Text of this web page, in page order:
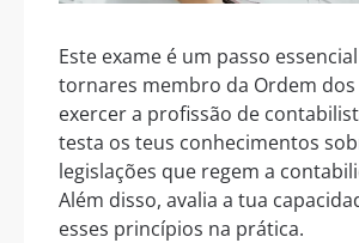
Este exame é um passo
tornares membro da Ordem
exercer a profissão de
testa os teus conhecimentos
legislações que regem a
Além disso, avalia a tua
esses princípios na prática.